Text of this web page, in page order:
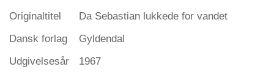
Originaltitel
Da Sebastian lukkede for vandet
Dansk forlag
Gyldendal
Udgivelsesår
1967